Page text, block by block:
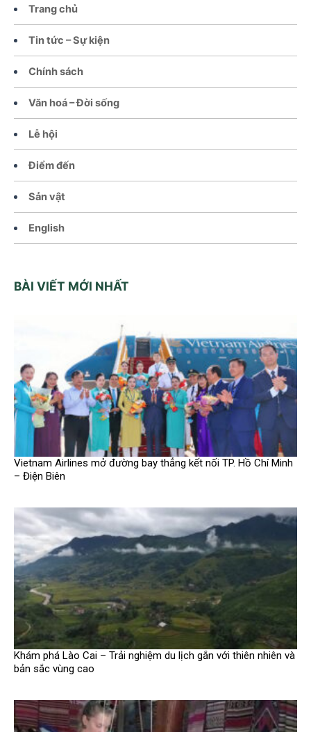
Trang chủ
Tin tức – Sự kiện
Chính sách
Văn hoá – Đời sống
Lễ hội
Điểm đến
Sản vật
English
BÀI VIẾT MỚI NHẤT
Vietnam Airlines mở đường bay thẳng kết nối TP. Hồ Chí Minh
– Điện Biên
Khám phá Lào Cai – Trải nghiệm du lịch gắn với thiên nhiên và
bản sắc vùng cao